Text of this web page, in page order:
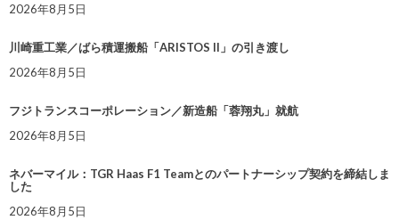
2026年8月5日
川崎重工業／ばら積運搬船「ARISTOS II」の引き渡し
2026年8月5日
フジトランスコーポレーション／新造船「蓉翔丸」就航
2026年8月5日
ネバーマイル：TGR Haas F1 Teamとのパートナーシップ契約を締結しま
した
2026年8月5日